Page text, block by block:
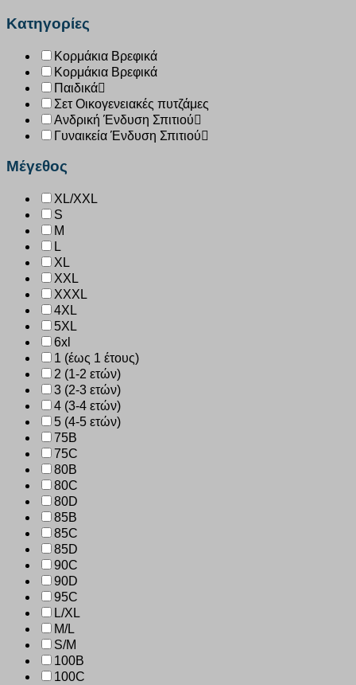
Κατηγορίες
Κορμάκια Βρεφικά
Κορμάκια Βρεφικά
Παιδικά
Σετ Οικογενειακές πυτζάμες
Ανδρική Ένδυση Σπιτιού
Γυναικεία Ένδυση Σπιτιού
Μέγεθος
XL/XXL
S
M
L
XL
XXL
XXXL
4XL
5XL
6xl
1 (έως 1 έτους)
2 (1-2 ετών)
3 (2-3 ετών)
4 (3-4 ετών)
5 (4-5 ετών)
75B
75C
80B
80C
80D
85B
85C
85D
90C
90D
95C
L/XL
M/L
S/M
100B
100C